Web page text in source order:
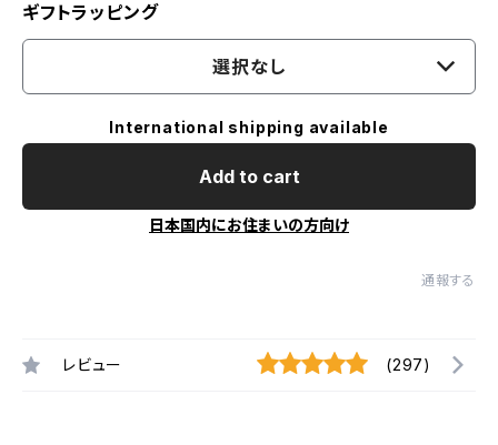
ギフトラッピング
選択なし
International shipping available
Add to cart
日本国内にお住まいの方向け
通報する
レビュー (297)